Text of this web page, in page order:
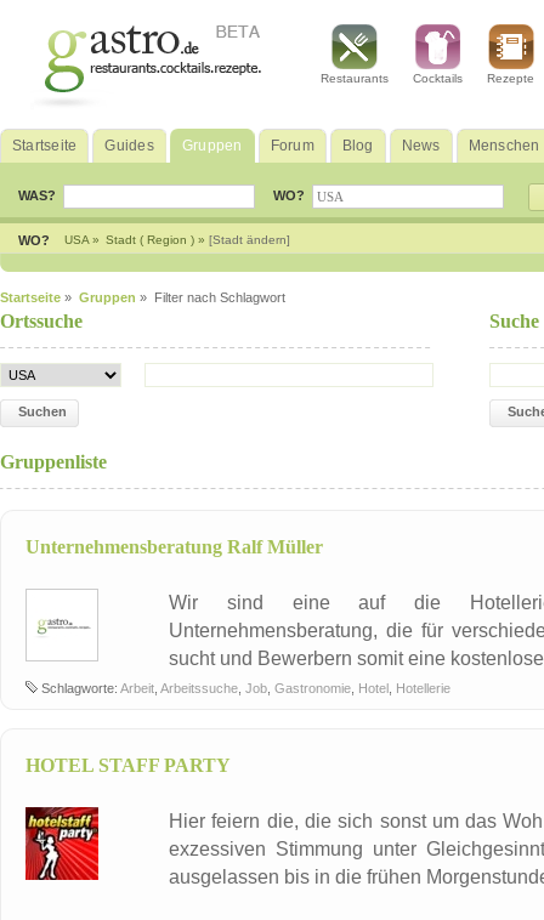
Restaurants Cocktails Rezepte
Startseite Guides Gruppen Forum Blog News Menschen
WAS? WO?
WO? USA » Stadt ( Region ) » [Stadt ändern]
Startseite » Gruppen » Filter nach Schlagwort
Ortssuche
Suchen
Gruppenliste
Unternehmensberatung Ralf Müller
Wir sind eine auf die Hotellerie
Unternehmensberatung, die für
sucht und Bewerbern somit eine
Schlagworte: Arbeit Arbeitssuche Job Gastronomie Hotel Hotellerie
HOTEL STAFF PARTY
Hier feiern die, die sich sonst um das
exzessiven Stimmung unter
ausgelassen bis in die frühen